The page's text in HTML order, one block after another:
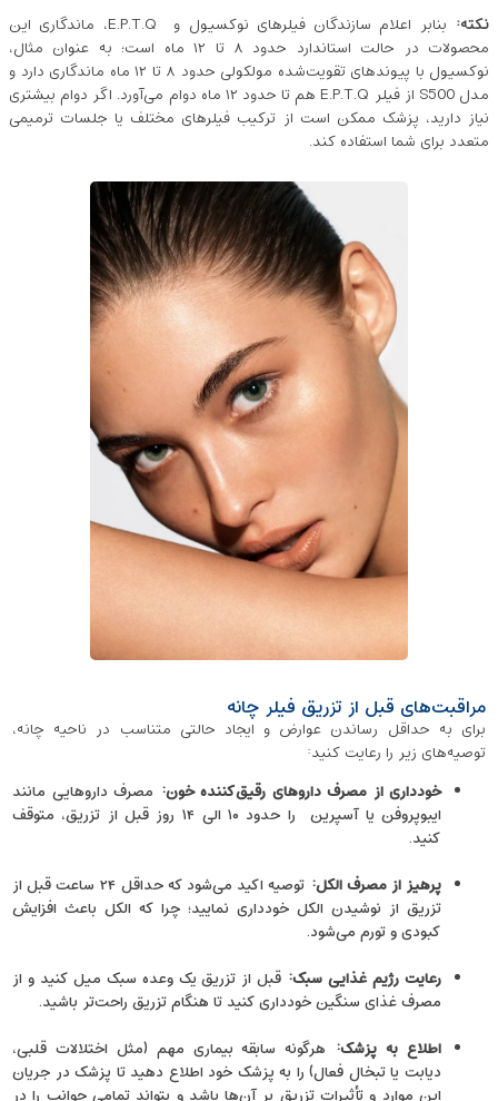
نکته:
بنابر اعلام سازندگان فیلرهای نوکسیول و E.P.T.Q، ماندگاری این
محصولات در حالت استاندارد حدود ۸ تا ۱۲ ماه است؛ به ‌عنوان مثال،
نوکسیول با پیوندهای تقویت‌شده مولکولی حدود ۸ تا ۱۲ ماه ماندگاری دارد و
مدل S500 از فیلر E.P.T.Q هم تا حدود ۱۲ ماه دوام می‌آورد. اگر دوام بیشتری
نیاز دارید، پزشک ممکن است از ترکیب فیلرهای مختلف یا جلسات ترمیمی
متعدد برای شما استفاده کند.
مراقبت‌های قبل از تزریق فیلر چانه
برای به حداقل رساندن عوارض و ایجاد حالتی متناسب در ناحیه چانه،
توصیه‌های زیر را رعایت کنید:
خودداری از مصرف داروهای رقیق‌کننده خون: مصرف داروهایی مانند
ایبوپروفن یا آسپرین را حدود ۱۰ الی ۱۴ روز قبل از تزریق، متوقف
کنید.
پرهیز از مصرف الکل:
توصیه اکید می‌شود که حداقل ۲۴ ساعت قبل از
تزریق از نوشیدن الکل خودداری نمایید؛ چرا که الکل باعث افزایش
کبودی و تورم می‌شود.
رعایت رژیم غذایی سبک: قبل از تزریق یک وعده سبک میل کنید و از
مصرف غذای سنگین خودداری کنید تا هنگام تزریق راحت‌تر باشید.
اطلاع به پزشک: هرگونه سابقه بیماری مهم (مثل اختلالات قلبی،
دیابت یا تبخال فعال) را به پزشک خود اطلاع دهید تا پزشک در جریان